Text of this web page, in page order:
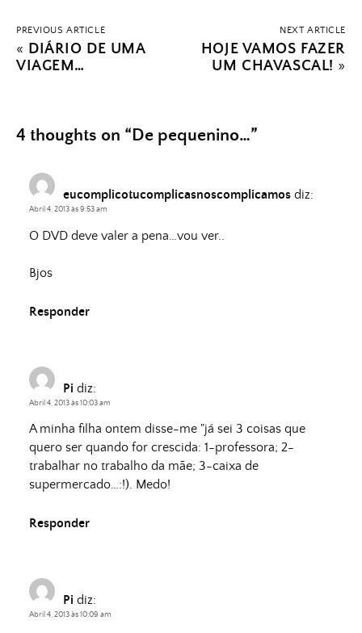
PREVIOUS ARTICLE
« DIÁRIO DE UMA
VIAGEM…
NEXT ARTICLE
HOJE VAMOS FAZER
UM CHAVASCAL! »
4 thoughts on “De pequenino…”
eucomplicotucomplicasnoscomplicamos diz:
Abril 4, 2013 às 9:53 am
O DVD deve valer a pena…vou ver..
Bjos
Responder
Pi diz:
Abril 4, 2013 às 10:03 am
A minha filha ontem disse-me "já sei 3 coisas que
quero ser quando for crescida: 1-professora; 2-
trabalhar no trabalho da mãe; 3-caixa de
supermercado…:!). Medo!
Responder
Pi diz:
Abril 4, 2013 às 10:09 am